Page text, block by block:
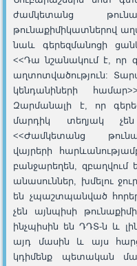
ժամկետանց
թունաքիմիկատներով
նաև գերեզմանոցի
<<Դա նշանակում է, որ
աղտոտվածություն:
կենդանիների
Զարմանալի է, որ
մարդիկ տեղյակ
<<Ժամկետանց
վայրերի
բանջարեղեն, զբաղվում
անասուններ, խմելու
են չպաշտպանված
չեն այնպիսի
ինչպիսին են ԴԴՏ-ն և
այդ մասին և այս
կդիմենք պետական